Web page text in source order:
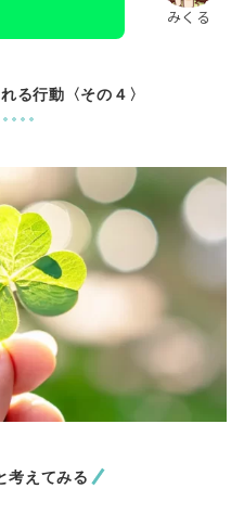
みくる
る行動〈その４〉
考えてみる